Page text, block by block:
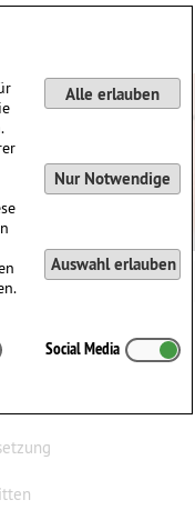
Alle erlauben
Nur Notwendige
Auswahl erlauben
Social Media